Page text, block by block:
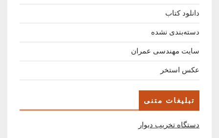
دانلود کتاب
دسته‌بندی نشده
سایت مهندسی عمران
عکس استخر
تبلیغات متنی
دستگاه تخریب دیوار